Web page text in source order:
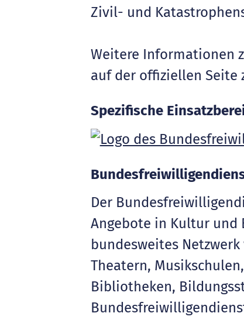
Zivil- und
Weitere Informationen
auf der offiziellen Seite
Spezifische
Der
Angebote in Kultur und
bundesweites
Theatern,
Bibliotheken,